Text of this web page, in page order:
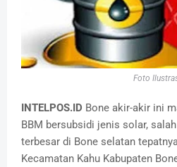
Foto
INTELPOS.ID Bone akir-akir ini
BBM bersubsidi jenis solar,
terbesar di Bone selatan
Kecamatan Kahu Kabupaten